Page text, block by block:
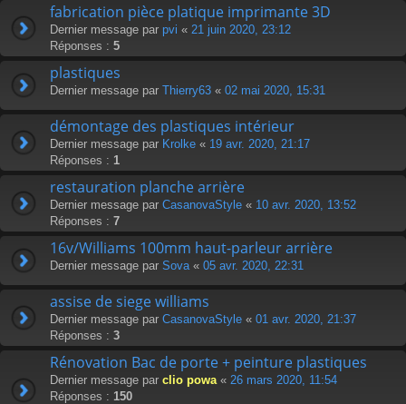
fabrication pièce platique imprimante 3D
Dernier message par pvi « 21 juin 2020, 23:12
Réponses : 5
plastiques
Dernier message par Thierry63 « 02 mai 2020, 15:31
démontage des plastiques intérieur
Dernier message par Krolke « 19 avr. 2020, 21:17
Réponses : 1
restauration planche arrière
Dernier message par CasanovaStyle « 10 avr. 2020, 13:52
Réponses : 7
16v/Williams 100mm haut-parleur arrière
Dernier message par Sova « 05 avr. 2020, 22:31
assise de siege williams
Dernier message par CasanovaStyle « 01 avr. 2020, 21:37
Réponses : 3
Rénovation Bac de porte + peinture plastiques
Dernier message par clio powa « 26 mars 2020, 11:54
Réponses : 150